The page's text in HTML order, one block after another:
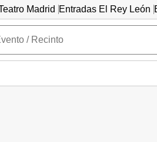
Madrid Entradas El Rey León